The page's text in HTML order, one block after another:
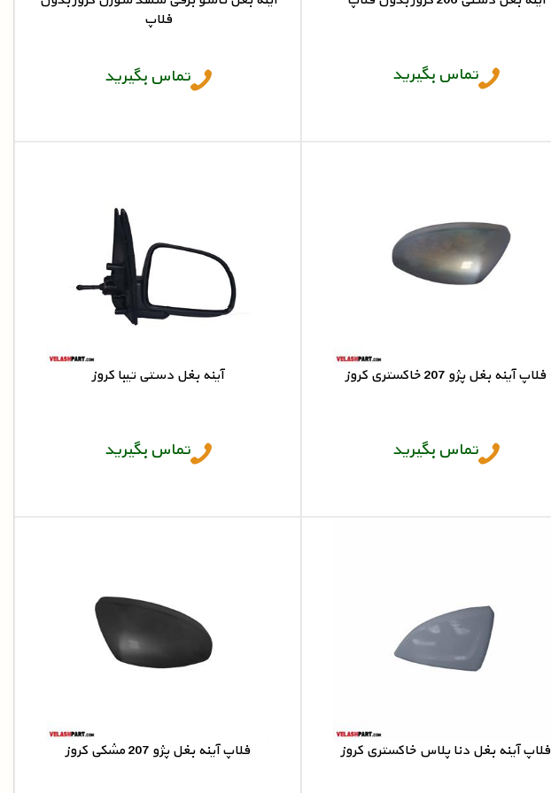
فلاپ
تماس بگیرید تماس بگیرید
آینه بغل دستی تیبا کروز
تماس بگیرید
فلاپ آینه بغل پژو 207 خاکستری کروز
تماس بگیرید
فلاپ آینه بغل پژو 207 مشکی کروز فلاپ آینه بغل دنا پلاس خاکستری کروز